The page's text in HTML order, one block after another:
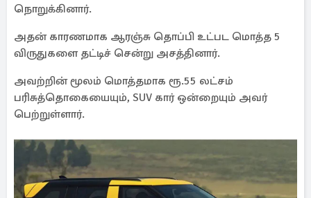
நொறுக்கினார்.
அதன் காரணமாக ஆரஞ்சு தொப்பி உட்பட மொத்த 5
விருதுகளை தட்டிச் சென்று அசத்தினார்.
அவற்றின் மூலம் மொத்தமாக ரூ.55 லட்சம்
பரிசுத்தொகையையும், SUV கார் ஒன்றையும் அவர்
பெற்றுள்ளார்.